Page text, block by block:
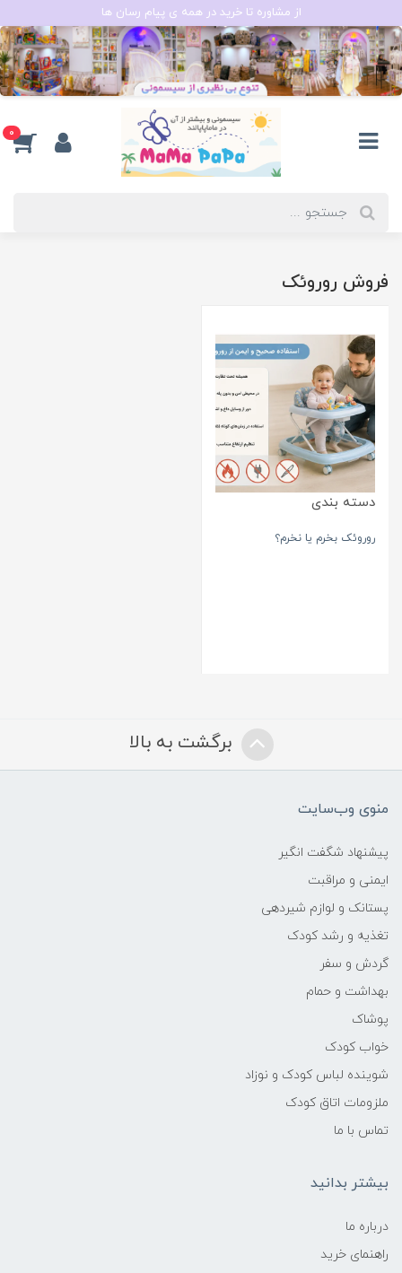
از مشاوره تا خرید در همه ی پیام رسان ها
0
فروش روروئک
دسته بندی
روروئک بخرم یا نخرم؟
برگشت به بالا
منوی وب‌سایت
پیشنهاد شگفت انگیر
ایمنی و مراقبت
پستانک و لوازم شیردهی
تغذیه و رشد کودک
گردش و سفر
بهداشت و حمام
پوشاک
خواب کودک
شوینده لباس کودک و نوزاد
ملزومات اتاق کودک
تماس با ما
بیشتر بدانید
درباره ما
راهنمای خرید